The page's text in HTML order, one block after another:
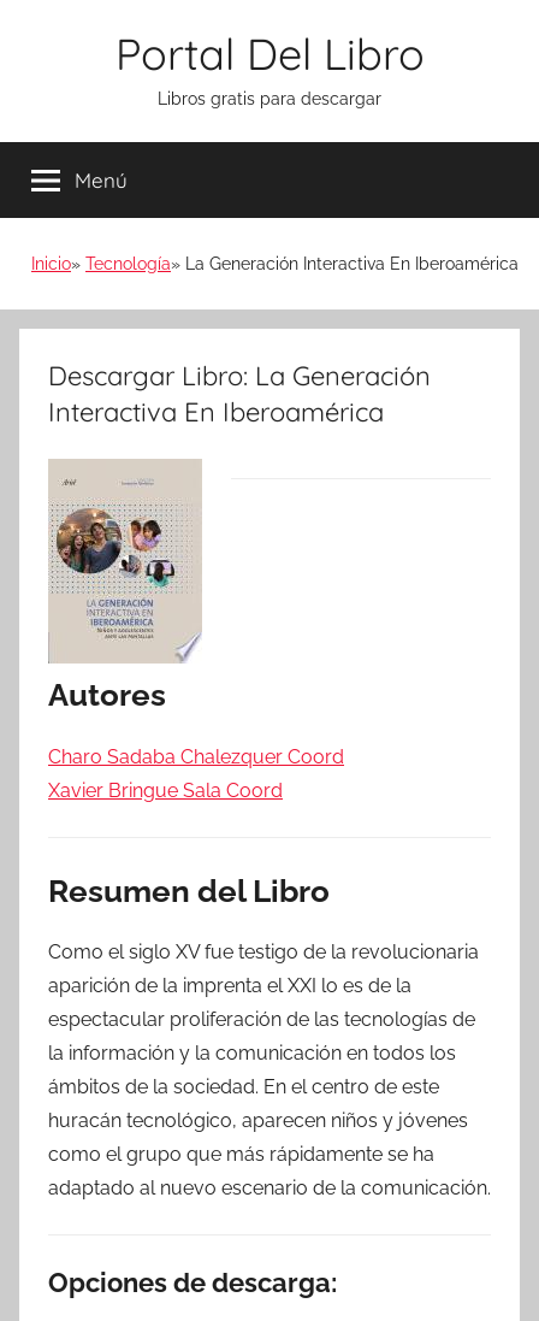
Portal Del Libro
Libros gratis para descargar
Menú
Inicio Tecnología La Generación Interactiva En Iberoamérica
Descargar Libro: La Generación
Interactiva En Iberoamérica
Autores
Charo Sadaba Chalezquer Coord
Xavier Bringue Sala Coord
Resumen del Libro
Como el siglo XV fue testigo de la revolucionaria
aparición de la imprenta el XXI lo es de la
espectacular proliferación de las tecnologías de
la información y la comunicación en todos los
ámbitos de la sociedad. En el centro de este
huracán tecnológico, aparecen niños y jóvenes
como el grupo que más rápidamente se ha
adaptado al nuevo escenario de la comunicación.
Opciones de descarga: